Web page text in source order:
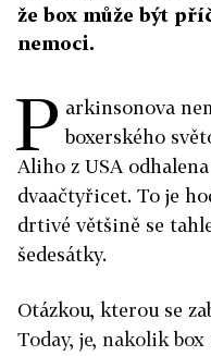
že box může být
nemoci.
P arkinsonova
boxerského
Aliho z USA
dvaačtyřicet. To je
drtivé většině se
šedesátky.
Otázkou, kterou se
Today, je, nakolik